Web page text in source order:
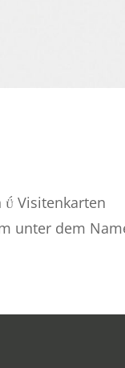
 Visitenkarten
unter dem